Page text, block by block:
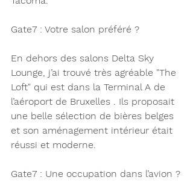
Gate7 : Votre salon préféré ?
En dehors des salons Delta Sky
Lounge, j’ai trouvé très agréable "The
Loft" qui est dans la Terminal A de
l’aéroport de Bruxelles . Ils proposait
une belle sélection de bières belges
et son aménagement intérieur était
réussi et moderne.
Gate7 : Une occupation dans l’avion ?